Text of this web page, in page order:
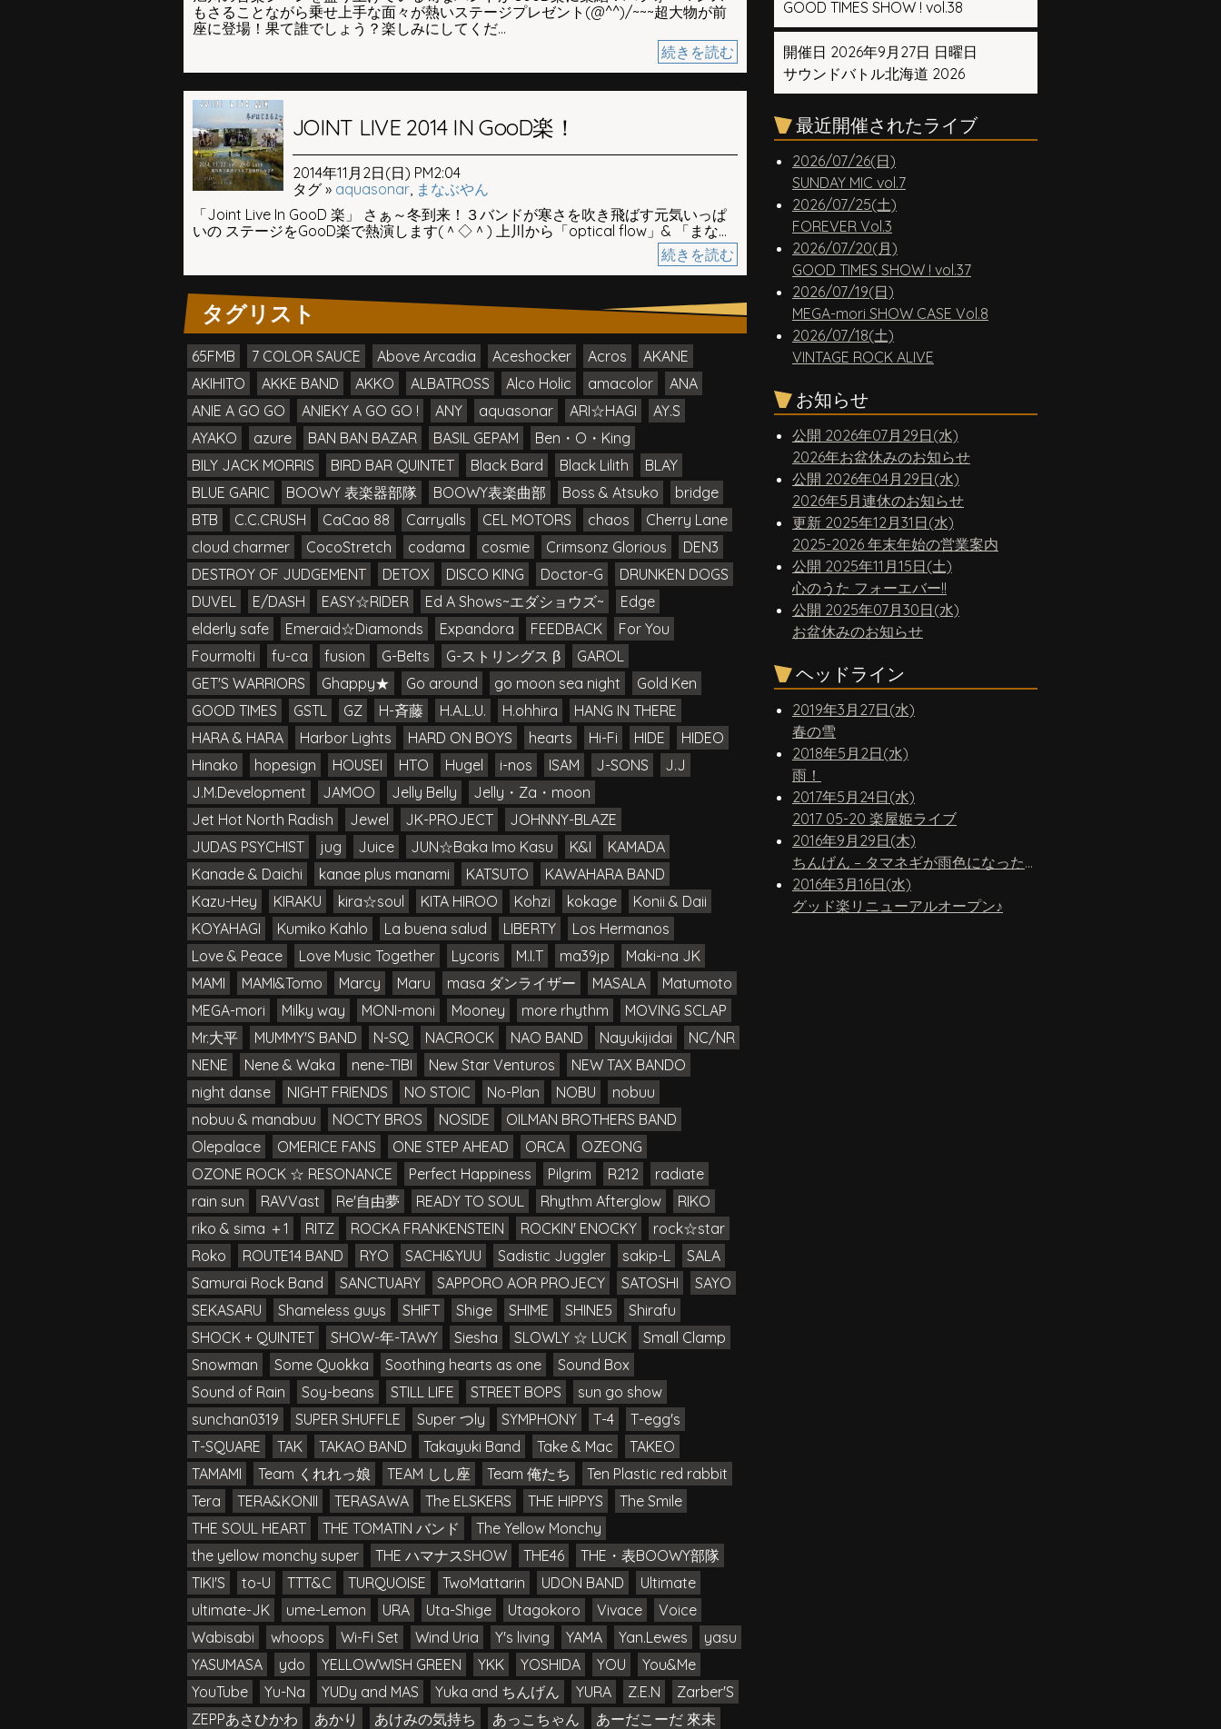
もさることながら乗せ上手な面々が熱いステージプレゼント(@^^)/~~~超大物が前
座に登場！果て誰でしょう？楽しみにしてくだ...
続きを読む
JOINT LIVE 2014 IN GooD楽！
2014年11月2日(日) PM2:04
タグ » aquasonar, まなぶやん
「Joint Live In GooD 楽」 さぁ～冬到来！３バンドが寒さを吹き飛ばす元気いっぱ
いの ステージをGooD楽で熱演します(＾◇＾) 上川から「optical flow」& 「まな...
続きを読む
タグリスト
65FMB 7 COLOR SAUCE Above Arcadia Aceshocker Acros
AKANE
AKIHITO
AKKE BAND AKKO ALBATROSS Alco Holic amacolor
ANA
ANIE A GO GO
ANIEKY A GO GO ! ANY aquasonar ARI☆HAGI
AY.S
AYAKO
azure BAN BAN BAZAR BASIL GEPAM
Ben・O・King
BILY JACK MORRIS
BIRD BAR QUINTET Black Bard Black Lilith
BLAY
BLUE GARIC
BOOWY 表楽器部隊 BOOWY表楽曲部 Boss & Atsuko
bridge
BTB
C.C.CRUSH CaCao 88 Carryalls CEL MOTORS chaos
Cherry Lane
cloud charmer
CocoStretch codama cosmie Crimsonz Glorious
DEN3
DESTROY OF JUDGEMENT
DETOX DISCO KING Doctor-G
DRUNKEN DOGS
DUVEL
E/DASH EASY☆RIDER Ed A Shows~エダショウズ~
Edge
elderly safe
Emeraid☆Diamonds Expandora FEEDBACK
For You
Fourmolti
fu-ca fusion G-BeIts G-ストリングス β
GAROL
GET'S WARRIORS
Ghappy★ Go around go moon sea night
Gold Ken
GOOD TIMES
GSTL GZ H-斉藤 H.A.L.U. H.ohhira
HANG IN THERE
HARA & HARA
Harbor Lights HARD ON BOYS hearts Hi-Fi HIDE
HIDEO
Hinako
hopesign HOUSEI HTO Hugel i-nos ISAM J-SONS
J.J
J.M.Development
JAMOO Jelly Belly
Jelly・Za・moon
Jet Hot North Radish
Jewel JK-PROJECT
JOHNNY-BLAZE
JUDAS PSYCHIST
jug Juice JUN☆Baka Imo Kasu K&I
KAMADA
Kanade & Daichi
kanae plus manami KATSUTO
KAWAHARA BAND
Kazu-Hey
KIRAKU kira☆soul KITA HIROO Kohzi kokage
Konii & Daii
KOYAHAGI
Kumiko Kahlo La buena salud LIBERTY
Los Hermanos
Love & Peace
Love Music Together Lycoris M.I.T ma39jp
Maki-na JK
MAMI
MAMI&Tomo Marcy Maru masa ダンライザー MASALA
Matumoto
MEGA-mori
Milky way MONI-moni Mooney more rhythm
MOVING SCLAP
Mr.大平
MUMMY'S BAND N-SQ NACROCK NAO BAND Nayukijidai
NC/NR
NENE
Nene & Waka nene-TIBI New Star Venturos
NEW TAX BANDO
night danse
NIGHT FRIENDS NO STOIC No-Plan NOBU
nobuu
nobuu & manabuu
NOCTY BROS NOSIDE
OILMAN BROTHERS BAND
Olepalace
OMERICE FANS ONE STEP AHEAD ORCA
OZEONG
OZONE ROCK ☆ RESONANCE
Perfect Happiness Pilgrim R212
radiate
rain sun
RAVVast Re'自由夢 READY TO SOUL Rhythm Afterglow
RIKO
riko & sima ＋1
RITZ ROCKA FRANKENSTEIN ROCKIN' ENOCKY
rock☆star
Roko
ROUTE14 BAND RYO SACHI&YUU Sadistic Juggler sakip-L
SALA
Samurai Rock Band
SANCTUARY SAPPORO AOR PROJECY SATOSHI
SAYO
SEKASARU
Shameless guys SHIFT Shige SHIME SHINE5
Shirafu
SHOCK + QUINTET
SHOW-年-TAWY Siesha SLOWLY ☆ LUCK
Small Clamp
Snowman
Some Quokka Soothing hearts as one
Sound Box
Sound of Rain
Soy-beans STILL LIFE STREET BOPS
sun go show
sunchan0319
SUPER SHUFFLE Super つly SYMPHONY T-4
T-egg's
T-SQUARE
TAK TAKAO BAND Takayuki Band Take & Mac
TAKEO
TAMAMI
Team くれれっ娘 TEAM しし座 Team 俺たち
Ten Plastic red rabbit
Tera
TERA&KONII TERASAWA The ELSKERS THE HIPPYS
The Smile
THE SOUL HEART
THE TOMATIN バンド
The Yellow Monchy
the yellow monchy super
THE ハマナスSHOW THE46
THE・表BOOWY部隊
TIKI'S
to-U TTT&C TURQUOISE TwoMattarin UDON BAND
Ultimate
ultimate-JK
ume-Lemon URA Uta-Shige Utagokoro Vivace
Voice
Wabisabi
whoops Wi-Fi Set Wind Uria Y's living YAMA Yan.Lewes
yasu
YASUMASA
ydo YELLOWWISH GREEN YKK YOSHIDA YOU
You&Me
YouTube
Yu-Na YUDy and MAS Yuka and ちんげん YURA Z.E.N
Zarber'S
ZEPPあさひかわ
あかり あけみの気持ち あっこちゃん あーだこーだ 來未
GOOD TIMES SHOW ! vol.38
開催日 2026年9月27日 日曜日
サウンドバトル北海道 2026
最近開催されたライブ
2026/07/26(日)
SUNDAY MIC vol.7
2026/07/25(土)
FOREVER Vol.3
2026/07/20(月)
GOOD TIMES SHOW ! vol.37
2026/07/19(日)
MEGA-mori SHOW CASE Vol.8
2026/07/18(土)
VINTAGE ROCK ALIVE
お知らせ
公開 2026年07月29日(水)
2026年お盆休みのお知らせ
公開 2026年04月29日(水)
2026年5月連休のお知らせ
更新 2025年12月31日(水)
2025-2026 年末年始の営業案内
公開 2025年11月15日(土)
心のうた フォーエバー!!
公開 2025年07月30日(水)
お盆休みのお知らせ
ヘッドライン
2019年3月27日(水)
春の雪
2018年5月2日(水)
雨！
2017年5月24日(水)
2017 05-20 楽屋姫ライブ
2016年9月29日(木)
ちんげん – タマネギが雨色になったら
2016年3月16日(水)
グッド楽リニューアルオープン♪